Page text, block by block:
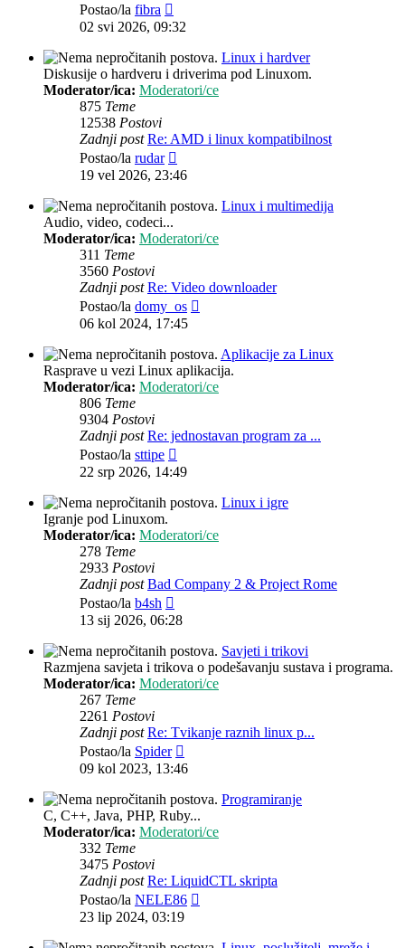
Postao/la fibra
post
02 svi 2026, 09:32
Linux i hardver
Diskusije o hardveru i driverima pod Linuxom.
Moderator/ica: Moderatori/ce
875 Teme
12538 Postovi
Zadnji post Re: AMD i linux kompatibilnost
Postao/la rudar
post
19 vel 2026, 23:46
Linux i multimedija
Audio, video, codeci...
Moderator/ica: Moderatori/ce
311 Teme
3560 Postovi
Zadnji post Re: Video downloader
Postao/la domy_os
06 kol 2024, 17:45
Aplikacije za Linux
Rasprave u vezi Linux aplikacija.
Moderator/ica: Moderatori/ce
806 Teme
9304 Postovi
Zadnji post Re: jednostavan program za ...
Postao/la sttipe
post
22 srp 2026, 14:49
Linux i igre
Igranje pod Linuxom.
Moderator/ica: Moderatori/ce
278 Teme
2933 Postovi
Zadnji post Bad Company 2 & Project Rome
Postao/la b4sh
post
13 sij 2026, 06:28
Savjeti i trikovi
Razmjena savjeta i trikova o podešavanju sustava i programa.
Moderator/ica: Moderatori/ce
267 Teme
2261 Postovi
Zadnji post Re: Tvikanje raznih linux p...
Postao/la Spider
post
09 kol 2023, 13:46
Programiranje
C, C++, Java, PHP, Ruby...
Moderator/ica: Moderatori/ce
332 Teme
3475 Postovi
Zadnji post Re: LiquidCTL skripta
Postao/la NELE86
23 lip 2024, 03:19